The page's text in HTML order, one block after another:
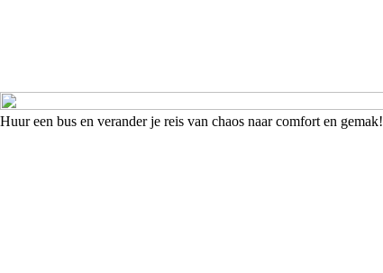
Huur een bus en verander je reis van chaos naar comfort en gemak!